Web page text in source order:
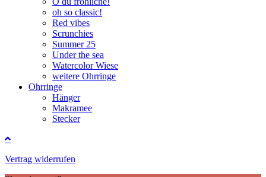
oh so classic!
Red vibes
Scrunchies
Summer 25
Under the sea
Watercolor Wiese
weitere Ohrringe
Ohrringe
Hänger
Makramee
Stecker
Vertrag widerrufen